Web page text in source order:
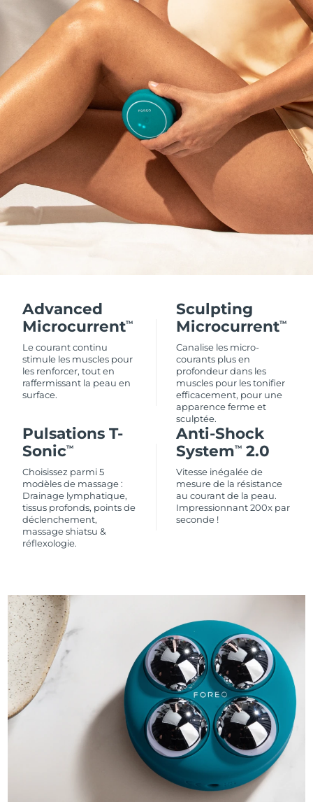
Advanced
MicrocurrentTM
Le courant continu
stimule les muscles pour
les renforcer, tout en
raffermissant la peau en
surface.
Sculpting
MicrocurrentTM
Canalise les micro-
courants plus en
profondeur dans les
muscles pour les tonifier
efficacement, pour une
apparence ferme et
sculptée.
Pulsations T-
SonicTM
Choisissez parmi 5
modèles de massage :
Drainage lymphatique,
tissus profonds, points de
déclenchement,
massage shiatsu &
réflexologie.
Anti-Shock
SystemTM 2.0
Vitesse inégalée de
mesure de la résistance
au courant de la peau.
Impressionnant 200x par
seconde !